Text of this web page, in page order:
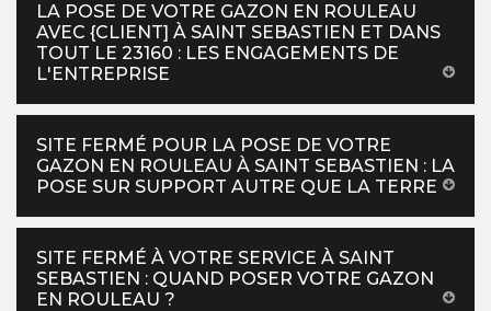
LA POSE DE VOTRE GAZON EN ROULEAU
AVEC {CLIENT] À SAINT SEBASTIEN ET DANS
TOUT LE 23160 : LES ENGAGEMENTS DE
L'ENTREPRISE
SITE FERMÉ POUR LA POSE DE VOTRE
GAZON EN ROULEAU À SAINT SEBASTIEN : LA
POSE SUR SUPPORT AUTRE QUE LA TERRE
SITE FERMÉ À VOTRE SERVICE À SAINT
SEBASTIEN : QUAND POSER VOTRE GAZON
EN ROULEAU ?